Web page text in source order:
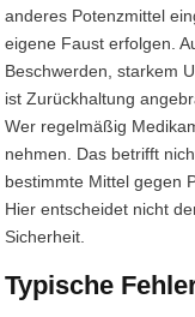
anderes Potenzmittel
eigene Faust erfolgen.
Beschwerden, starkem
ist Zurückhaltung
Wer regelmäßig
nehmen. Das betrifft
bestimmte Mittel gegen
Hier entscheidet nicht
Sicherheit.
Typische